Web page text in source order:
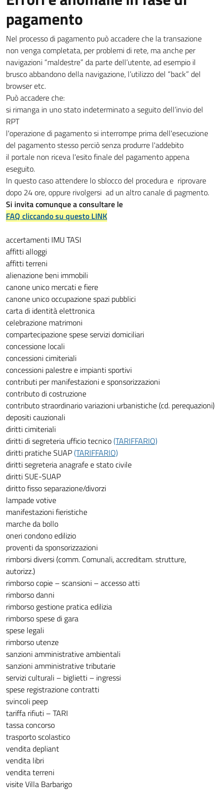
pagamento
Nel processo di pagamento può accadere che la transazione
non venga completata, per problemi di rete, ma anche per
navigazioni “maldestre” da parte dell’utente, ad esempio il
brusco abbandono della navigazione, l’utilizzo del “back” del
browser etc.
Può accadere che:
si rimanga in uno stato indeterminato a seguito dell’invio del
RPT
l'operazione di pagamento si interrompe prima dell'esecuzione
del pagamento stesso perciò senza produrre l'addebito
il portale non riceva l'esito finale del pagamento appena
eseguito.
In questo caso attendere lo sblocco del procedura e riprovare
dopo 24 ore, oppure rivolgersi ad un altro canale di pagmento.
Si invita comunque a consultare le
FAQ cliccando su questo LINK
accertamenti IMU TASI
affitti alloggi
affitti terreni
alienazione beni immobili
canone unico mercati e fiere
canone unico occupazione spazi pubblici
carta di identità elettronica
celebrazione matrimoni
compartecipazione spese servizi domiciliari
concessione locali
concessioni cimiteriali
concessioni palestre e impianti sportivi
contributi per manifestazioni e sponsorizzazioni
contributo di costruzione
contributo straordinario variazioni urbanistiche (cd. perequazioni)
depositi cauzionali
diritti cimiteriali
diritti di segreteria ufficio tecnico(TARIFFARIO)
diritti pratiche SUAP(TARIFFARIO)
diritti segreteria anagrafe e stato civile
diritti SUE-SUAP
diritto fisso separazione/divorzi
lampade votive
manifestazioni fieristiche
marche da bollo
oneri condono edilizio
proventi da sponsorizzazioni
rimborsi diversi (comm. Comunali, accreditam. strutture,
autorizz.)
rimborso copie – scansioni – accesso atti
rimborso danni
rimborso gestione pratica edilizia
rimborso spese di gara
spese legali
rimborso utenze
sanzioni amministrative ambientali
sanzioni amministrative tributarie
servizi culturali – biglietti – ingressi
spese registrazione contratti
svincoli peep
tariffa rifiuti – TARI
tassa concorso
trasporto scolastico
vendita depliant
vendita libri
vendita terreni
visite Villa Barbarigo